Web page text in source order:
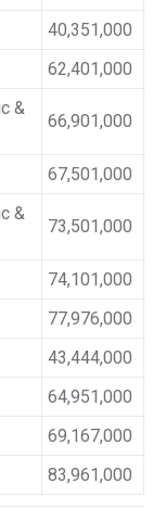
40,351,000
62,401,000
&
66,901,000
67,501,000
&
73,501,000
74,101,000
77,976,000
43,444,000
64,951,000
69,167,000
83,961,000